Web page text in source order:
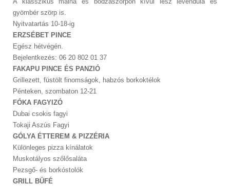
gyömbér szörp is.
Nyitvatartás 10-18-ig
ERZSÉBET PINCE
Egész hétvégén.
Bejelentkezés: 06 20 802 01 37
FAKAPU PINCE ÉS PANZIÓ
Grillezett, füstölt finomságok, habzós borkoktélok
Pénteken, szombaton 12-21
FÓKA FAGYIZÓ
Dubai csokis fagyi
Tokaji Aszús Fagyi
GÓLYA ÉTTEREM & PIZZÉRIA
Különleges pizza kínálatok
Muskotályos szőlősaláta
Pezsgő- és borkóstolók
GRILL BÜFÉ